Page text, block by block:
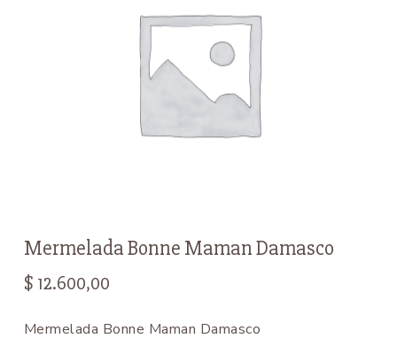
Mermelada Bonne Maman Damasco
$ 12.600,00
Mermelada Bonne Maman Damasco